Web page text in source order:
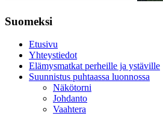
Suomeksi
Etusivu
Yhteystiedot
Elämysmatkat perheille ja ystäville
Suunnistus puhtaassa luonnossa
Näkötorni
Johdanto
Vaahtera